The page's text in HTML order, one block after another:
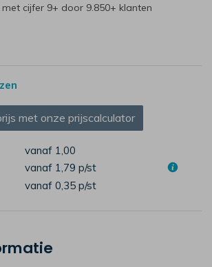
met cijfer 9+ door 9.850+ klanten
met onze prijscalculator
vanaf 1,00
vanaf 1,79 p/st
vanaf 0,35 p/st